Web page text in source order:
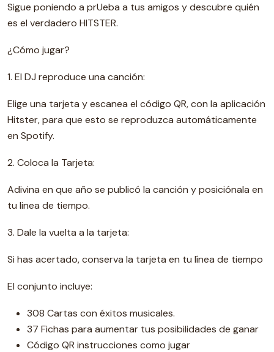
Sigue poniendo a prUeba a tus amigos y descubre quién
es el verdadero HITSTER.
¿Cómo jugar?
1. El DJ reproduce una canción:
Elige una tarjeta y escanea el código QR, con la aplicación
Hitster, para que esto se reproduzca automáticamente
en Spotify.
2. Coloca la Tarjeta:
Adivina en que año se publicó la canción y posiciónala en
tu linea de tiempo.
3. Dale la vuelta a la tarjeta:
Si has acertado, conserva la tarjeta en tu línea de tiempo
El conjunto incluye:
308 Cartas con éxitos musicales.
37 Fichas para aumentar tus posibilidades de ganar
Código QR instrucciones como jugar